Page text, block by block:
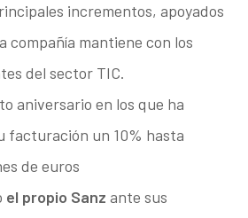
incrementos, apoyados
compañía mantiene con los
del sector TIC.
aniversario en los que ha
facturación un 10% hasta
de euros
el propio Sanz ante sus